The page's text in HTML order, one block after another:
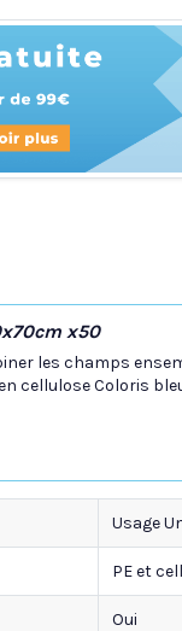
x50
les champs
cellulose Coloris
Usage
PE et
Oui